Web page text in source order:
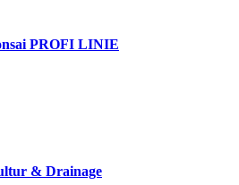
PROFI LINIE
& Drainage